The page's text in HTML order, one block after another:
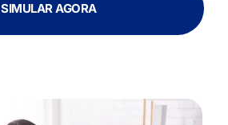
SIMULAR AGORA